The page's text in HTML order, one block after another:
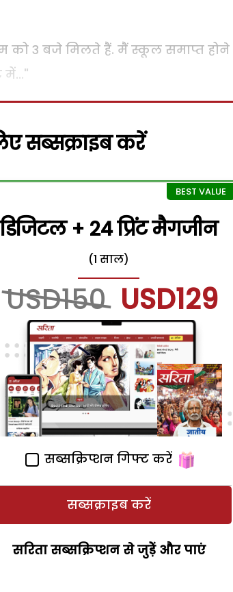
को 3 बजे मिलते हैं. मैं स्कूल समाप्त
में..."
सब्सक्राइब करें
डिजिटल + 24 प्रिंट मैगजीन
(1 साल)
USD150 USD129
सब्सक्रिप्शन गिफ्ट करें
सब्सक्राइब करें
सरिता सब्सक्रिप्शन से जुड़ेें और पाएं